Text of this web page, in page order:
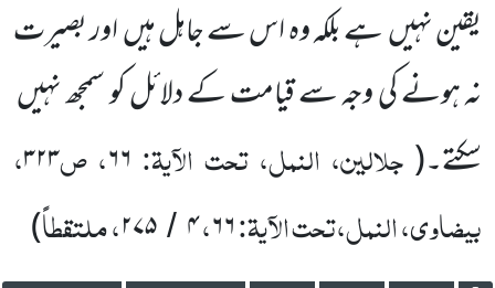
یقین نہیں ہے بلکہ وہ اس سے جاہل ہیں اور بصیرت
نہ ہونے کی وجہ سے قیامت کے دلائل کو سمجھ نہیں
سکتے۔( جلالین، النمل، تحت الآیۃ: ۶۶، ص۳۲۳،
بیضاوی، النمل،تحت الآیۃ:۶۶،۴ / ۲۷۵، ملتقطاً)